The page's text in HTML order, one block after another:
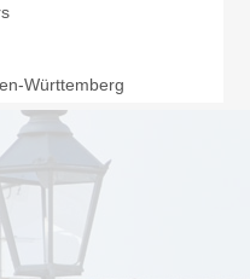
Württemberg